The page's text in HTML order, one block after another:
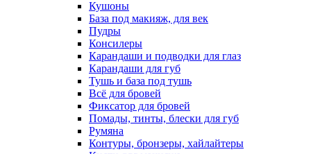
Кушоны
База под макияж, для век
Пудры
Консилеры
Карандаши и подводки для глаз
Карандаши для губ
Тушь и база под тушь
Всё для бровей
Фиксатор для бровей
Помады, тинты, блески для губ
Румяна
Контуры, бронзеры, хайлайтеры